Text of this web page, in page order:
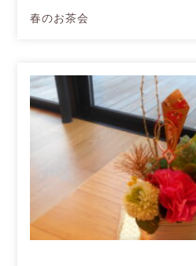
春のお茶会